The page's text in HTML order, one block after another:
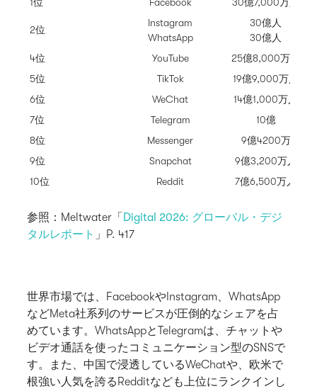
2位
Instagram
WhatsApp
30億人
30億人
4位
YouTube
25億8,000万人
5位
TikTok
19億9,000万人
6位
WeChat
14億1,000万人
7位
Telegram
10億
8位
Messenger
9億4200万
9位
Snapchat
9億3,200万人
10位
Reddit 7億6,500万人
参照：Meltwater「 Digital 2026: グローバル・デジ
タルレポート 」P. 417
世界市場では、FacebookやInstagram、WhatsApp
などMeta社系列のサービスが圧倒的なシェアを占
めています。WhatsAppとTelegramは、チャットや
ビデオ通話を使ったコミュニケーション型のSNSで
す。また、中国で浸透しているWeChatや、欧米で
根強い人気を誇るRedditなども上位にランクインし